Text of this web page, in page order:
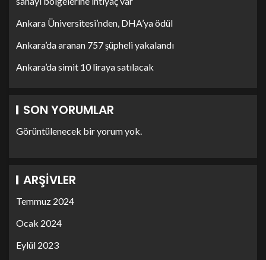
Ankara Üniversitesi’nden, DHA’ya ödül
Ankara’da aranan 757 şüpheli yakalandı
Ankara’da simit 10 liraya satılacak
SON YORUMLAR
Görüntülenecek bir yorum yok.
ARŞIVLER
Temmuz 2024
Ocak 2024
Eylül 2023